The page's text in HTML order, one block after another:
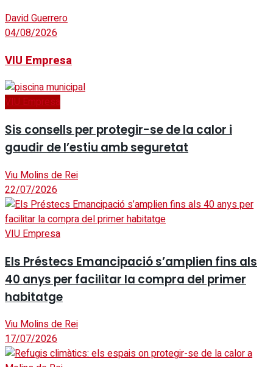
David Guerrero
04/08/2026
VIU Empresa
VIU Empresa
Sis consells per protegir-se de la calor i
gaudir de l’estiu amb seguretat
Viu Molins de Rei
22/07/2026
VIU Empresa
Els Préstecs Emancipació s’amplien fins als
40 anys per facilitar la compra del primer
habitatge
Viu Molins de Rei
17/07/2026